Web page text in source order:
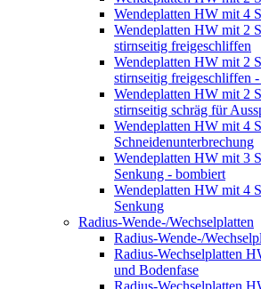
Wendeplatten HW mit 4
Wendeplatten HW mit 2
stirnseitig freigeschliffen
Wendeplatten HW mit 2
stirnseitig freigeschliffen
Wendeplatten HW mit 2
stirnseitig schräg für
Wendeplatten HW mit 4
Schneidenunterbrechung
Wendeplatten HW mit 3
Senkung - bombiert
Wendeplatten HW mit 4
Senkung
Radius-Wende-/Wechselplatten
Radius-Wende-/
Radius-Wechselplatten
und Bodenfase
Radius-Wechselplatten